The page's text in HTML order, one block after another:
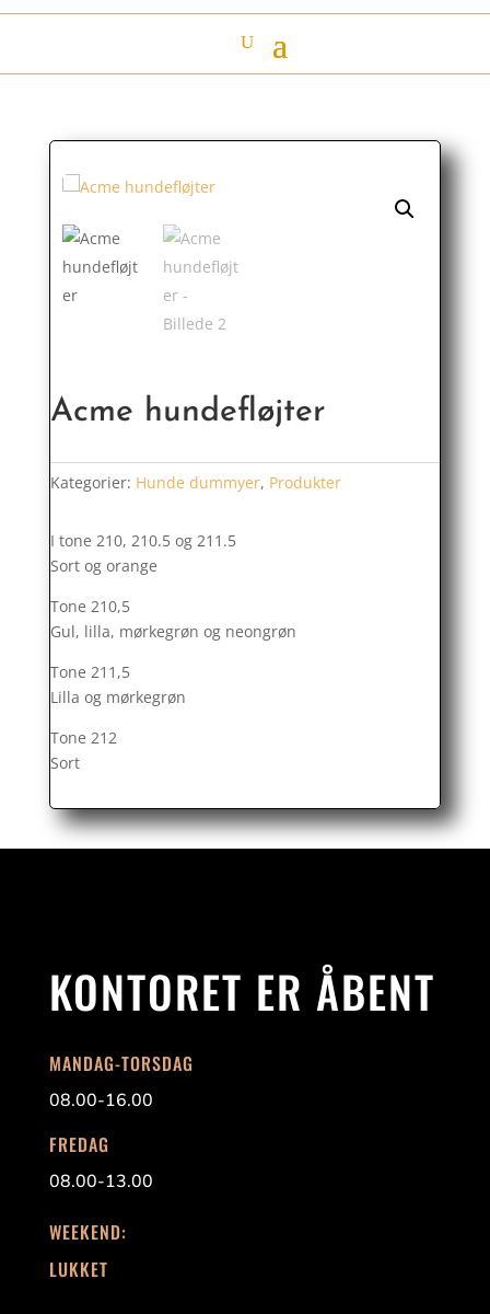
Acme hundefløjter
Kategorier: Hunde dummyer, Produkter
I tone 210, 210.5 og 211.5
Sort og orange
Tone 210,5
Gul, lilla, mørkegrøn og neongrøn
Tone 211,5
Lilla og mørkegrøn
Tone 212
Sort
KONTORET ER ÅBENT
MANDAG-TORSDAG
08.00-16.00
FREDAG
08.00-13.00
WEEKEND:
LUKKET